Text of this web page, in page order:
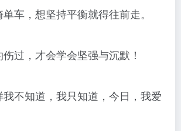
车，想坚持平衡就得往前走。
过，才会学会坚强与沉默！
我不知道，我只知道，今日，我爱